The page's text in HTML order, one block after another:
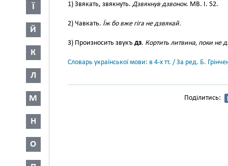
Ї
Й
К
Л
М
Н
О
1) Звякать, звякнуть.Дзвякнув дзвонок. МВ. І. 52.
2) Чавкать. Їж бо вже гіга не дзвякай.
3) Произносить звукъ дз. Кортить литвина, поки не
Словарь української мови: в 4-х тт. / За ред. Б.
Поділитись: